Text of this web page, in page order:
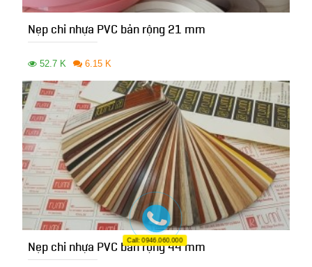
Nẹp chỉ nhựa PVC bản rộng 21 mm
52.7 K 6.15 K
Nẹp chỉ nhựa PVC bản rộng 44 mm
Call: 0946.060.000